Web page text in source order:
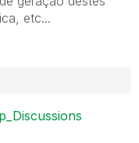
etc...